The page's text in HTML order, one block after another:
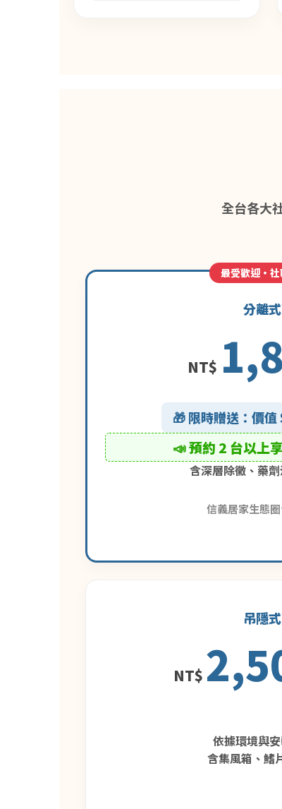
全台各大
最受歡迎・
分離
NT$
🎁 限時贈送：價
📣 預約 2 台以上
含深層除黴、藥
信義居家生態
吊隱
NT$
依據環境與
含集風箱、鰭